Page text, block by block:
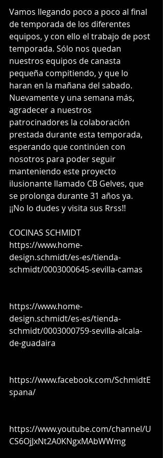
Vamos llegando poco a poco al final
de temporada de los diferentes
equipos, y con ello el trabajo de post
temporada. Sólo nos quedan
nuestros equipos de canasta
pequeña compitiendo, y que lo
haran en la mañana del sabado.
Nuevamente y una semana más,
agradecer a nuestros
patrocinadores la colaboración
prestada durante esta temporada,
esperando que continúen con
nosotros para poder seguir
manteniendo este proyecto
ilusionante llamado CB Gelves, que
se prolonga durante 31 años ya.
¡¡No lo dudes y visita sus Rrss!!
COCINAS SCHMIDT
https://www.home-
design.schmidt/es-es/tienda-
schmidt/0003000645-sevilla-camas
https://www.home-
design.schmidt/es-es/tienda-
schmidt/0003000759-sevilla-alcala-
de-guadaira
https://www.facebook.com/SchmidtE
spana/
https://www.youtube.com/channel/U
CS6OjJxNt2A0KNgxMAbWWmg